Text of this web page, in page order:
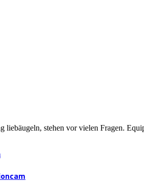
stehen vor vielen Fragen.